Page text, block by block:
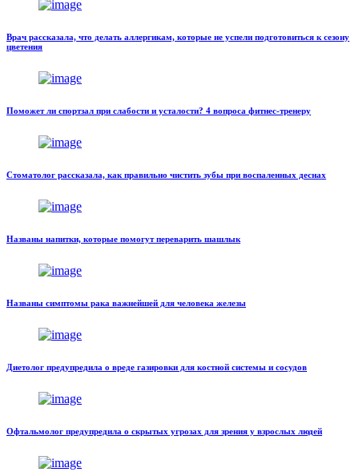
Врач рассказала, что делать аллергикам, которые не успели подготовиться к сезону
цветения
Поможет ли спортзал при слабости и усталости? 4 вопроса фитнес-тренеру
Стоматолог рассказала, как правильно чистить зубы при воспаленных деснах
Названы напитки, которые помогут переварить шашлык
Названы симптомы рака важнейшей для человека железы
Диетолог предупредила о вреде газировки для костной системы и сосудов
Офтальмолог предупредила о скрытых угрозах для зрения у взрослых людей